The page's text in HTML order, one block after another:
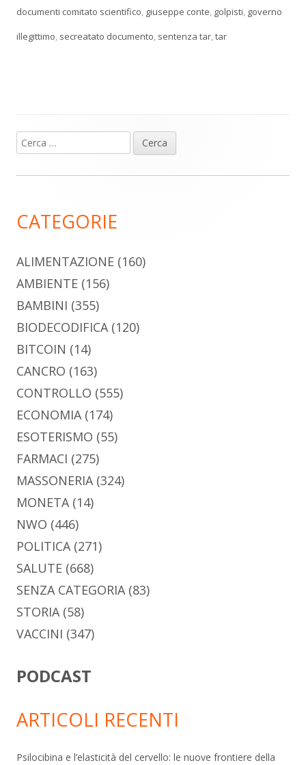
documenti comitato scientifico, giuseppe conte, golpisti, governo
illegittimo, secreatato documento, sentenza tar,tar
Barra
laterale
Ricerca
per:
CATEGORIE
ALIMENTAZIONE (160)
AMBIENTE (156)
BAMBINI (355)
BIODECODIFICA(120)
BITCOIN (14)
CANCRO (163)
CONTROLLO (555)
ECONOMIA(174)
ESOTERISMO (55)
FARMACI (275)
MASSONERIA(324)
MONETA(14)
NWO (446)
POLITICA(271)
SALUTE (668)
SENZA CATEGORIA(83)
STORIA(58)
VACCINI (347)
PODCAST
ARTICOLI RECENTI
Psilocibina e l’elasticità del cervello: le nuove frontiere della